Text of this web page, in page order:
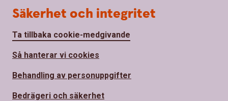
Säkerhet och integritet
Ta tillbaka cookie-medgivande
Så hanterar vi cookies
Behandling av personuppgifter
Bedrägeri och säkerhet